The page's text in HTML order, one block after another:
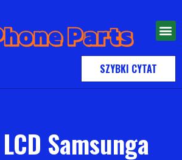
SZYBKI CYTAT
Samsunga